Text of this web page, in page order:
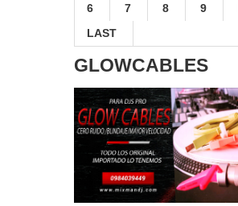
6
7 8 9
LAST
GLOWCABLES